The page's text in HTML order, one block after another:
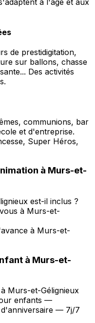
à l'âge et aux
de prestidigitation,
sur ballons, chasse
Des activités
communions, bar
et d'entreprise.
Super Héros,
à Murs-et-
est-il inclus ?
à Murs-et-
à Murs-et-
à Murs-et-
à Murs-et-Gélignieux
enfants —
d'anniversaire — 7j/7